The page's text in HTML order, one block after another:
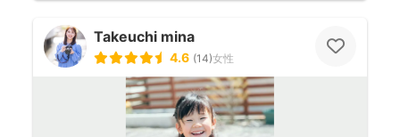
Takeuchi mina
4.6 (14)女性